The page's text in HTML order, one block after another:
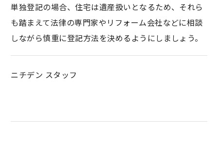
単独登記の場合、住宅は遺産扱いとなるため、それら
も踏まえて法律の専門家やリフォーム会社などに相談
しながら慎重に登記方法を決めるようにしましょう。
ニチデン スタッフ